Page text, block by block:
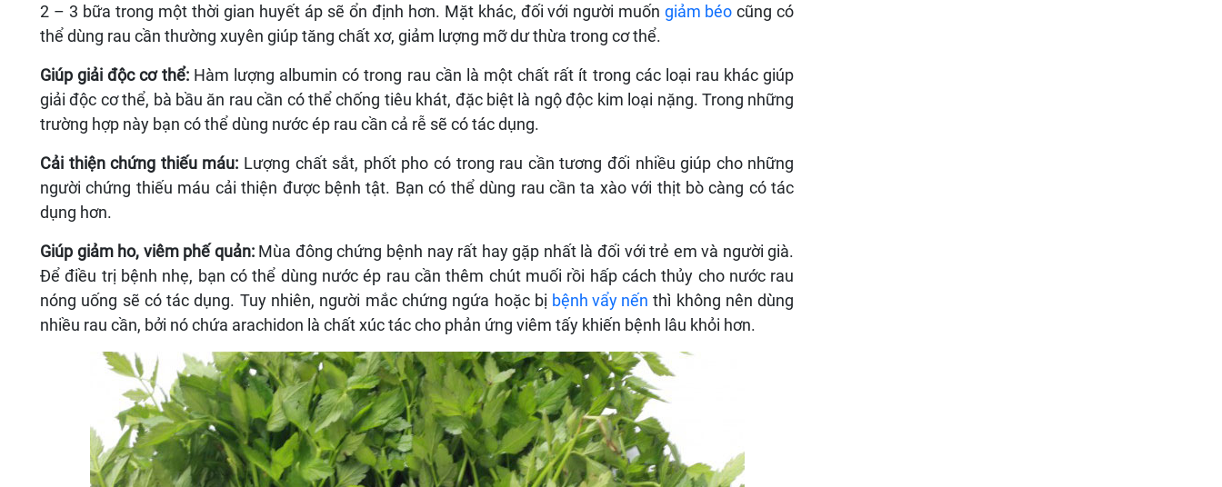
2 – 3 bữa trong một thời gian huyết áp sẽ ổn định hơn. Mặt khác, đối với người muốngiảm béo cũng có
thể dùng rau cần thường xuyên giúp tăng chất xơ, giảm lượng mỡ dư thừa trong cơ thể.
Giúp giải độc cơ thể:Hàm lượng albumin có trong rau cần là một chất rất ít trong các loại rau khác giúp
giải độc cơ thể, bà bầu ăn rau cần có thể chống tiêu khát, đặc biệt là ngộ độc kim loại nặng. Trong những
trường hợp này bạn có thể dùng nước ép rau cần cả rễ sẽ có tác dụng.
Cải thiện chứng thiếu máu: Lượng chất sắt, phốt pho có trong rau cần tương đối nhiều giúp cho những
người chứng thiếu máu cải thiện được bệnh tật. Bạn có thể dùng rau cần ta xào với thịt bò càng có tác
dụng hơn.
Giúp giảm ho, viêm phế quản:Mùa đông chứng bệnh nay rất hay gặp nhất là đối với trẻ em và người già.
Để điều trị bệnh nhẹ, bạn có thể dùng nước ép rau cần thêm chút muối rồi hấp cách thủy cho nước rau
nóng uống sẽ có tác dụng. Tuy nhiên, người mắc chứng ngứa hoặc bị bệnh vẩy nến thì không nên dùng
nhiều rau cần, bởi nó chứa arachidon là chất xúc tác cho phản ứng viêm tấy khiến bệnh lâu khỏi hơn.